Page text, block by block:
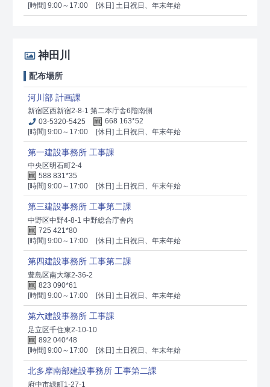
[時間] 9:00～17:00
[休日] 土日祝日、年末年始
神田川
配布場所
河川部 計画課
新宿区西新宿2-8-1 第二本庁舎6階南側
03-5320-5425
668 163*52
[時間] 9:00～17:00
[休日] 土日祝日、年末年始
第一建設事務所 工事課
中央区明石町2-4
588 831*35
[時間] 9:00～17:00
[休日] 土日祝日、年末年始
第三建設事務所 工事第二課
中野区中野4-8-1 中野総合庁舎内
725 421*80
[時間] 9:00～17:00
[休日] 土日祝日、年末年始
第四建設事務所 工事第二課
豊島区南大塚2-36-2
823 090*61
[時間] 9:00～17:00
[休日] 土日祝日、年末年始
第六建設事務所 工事課
足立区千住東2-10-10
892 040*48
[時間] 9:00～17:00
[休日] 土日祝日、年末年始
北多摩南部建設事務所 工事第二課
府中市緑町1-27-1